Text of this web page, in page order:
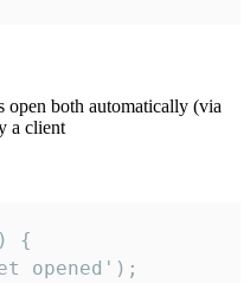
open both automatically (via
a client
{
opened');